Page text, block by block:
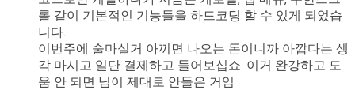
롤 같이 기본적인 기능들을 하드코딩 할 수 있게 되었습
니다.
이번주에 술마실거 아끼면 나오는 돈이니까 아깝다는 생
각 마시고 일단 결제하고 들어보십쇼. 이거 완강하고 도
움 안 되면 님이 제대로 안들은 거임